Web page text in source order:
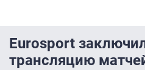
Eurosport
трансляцию